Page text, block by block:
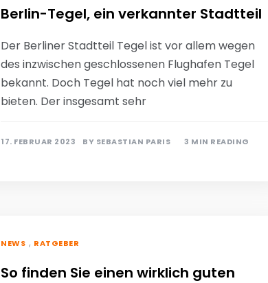
Berlin-Tegel, ein verkannter Stadtteil
Der Berliner Stadtteil Tegel ist vor allem wegen
des inzwischen geschlossenen Flughafen Tegel
bekannt. Doch Tegel hat noch viel mehr zu
bieten. Der insgesamt sehr
17. FEBRUAR 2023 BY SEBASTIAN PARIS 3 MIN READING
NEWS , RATGEBER
So finden Sie einen wirklich guten